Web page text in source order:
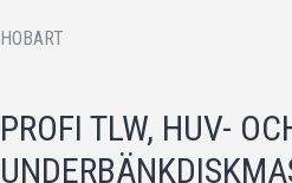
HOBART
PROFI TLW, HUV-